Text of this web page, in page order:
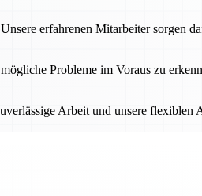
erfahrenen Mitarbeiter sorgen
Probleme im Voraus zu
Arbeit und unsere flexiblen